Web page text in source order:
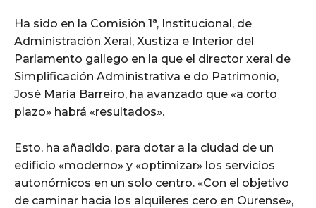
Ha sido en la Comisión 1ª, Institucional, de
Administración Xeral, Xustiza e Interior del
Parlamento gallego en la que el director xeral de
Simplificación Administrativa e do Patrimonio,
José María Barreiro, ha avanzado que «a corto
plazo» habrá «resultados».
Esto, ha añadido, para dotar a la ciudad de un
edificio «moderno» y «optimizar» los servicios
autonómicos en un solo centro. «Con el objetivo
de caminar hacia los alquileres cero en Ourense»,